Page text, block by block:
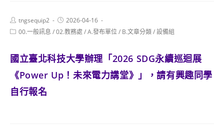
Post
author:
tngsequip2
Post
published:
2026-04-16
Post00.一般訊息 /02.教務處 /A.發布單位/ B.文章分類/設備組
國立臺北科技大學辦理「2026 SDG永續巡迴展
《Power Up！未來電力講堂》」，請有興趣同學
自行報名